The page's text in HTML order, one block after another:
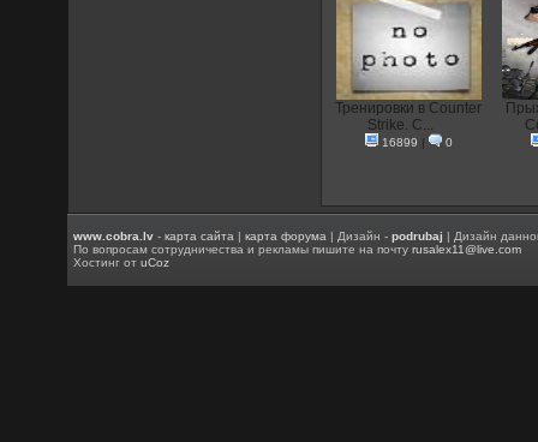
Тренировки в Counter
Strike. С...
16899 | 0
www.cobra.lv -карта сайта |карта форума | Дизайн -podrubaj | Дизайн
По вопросам сотрудничества и рекламы пишите на почтуrusalex11@live.com
Хостинг отuCoz